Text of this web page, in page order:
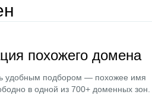
похожего домена
удобным подбором — похожее имя
в одной из 700+ доменных зон.